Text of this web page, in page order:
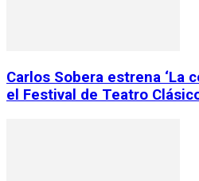
Carlos Sobera estrena ‘La
el Festival de Teatro